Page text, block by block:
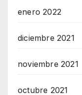
enero 2022
diciembre 2021
noviembre 2021
octubre 2021